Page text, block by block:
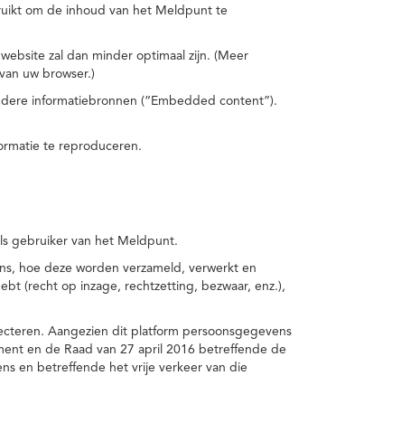
om de inhoud van het Meldpunt te
zal dan minder optimaal zijn. (Meer
uw browser.)
informatiebronnen (“Embedded content”).
te reproduceren.
gebruiker van het Meldpunt.
hoe deze worden verzameld, verwerkt en
(recht op inzage, rechtzetting, bezwaar, enz.),
Aangezien dit platform persoonsgegevens
en de Raad van 27 april 2016 betreffende de
en betreffende het vrije verkeer van die